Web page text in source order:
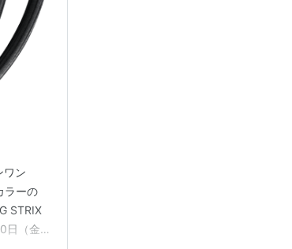
ワン
ラーの
STRIX
日（金）